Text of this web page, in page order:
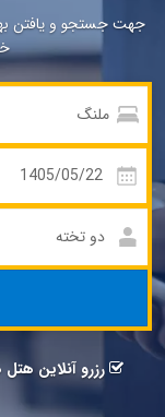
جهت جستجو و یافتن
رزرو آنلاین